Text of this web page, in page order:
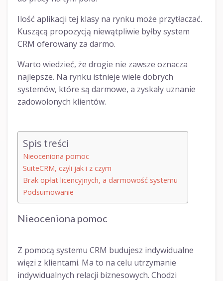
Ilość aplikacji tej klasy na rynku może przytłaczać.
Kuszącą propozycją niewątpliwie byłby system
CRM oferowany za darmo.
Warto wiedzieć, że drogie nie zawsze oznacza
najlepsze. Na rynku istnieje wiele dobrych
systemów, które są darmowe, a zyskały uznanie
zadowolonych klientów.
Spis treści
Nieoceniona pomoc
SuiteCRM, czyli jak i z czym
Brak opłat licencyjnych, a darmowość systemu
Podsumowanie
Nieoceniona pomoc
Z pomocą systemu CRM budujesz indywidualne
więzi z klientami. Ma to na celu utrzymanie
indywidualnych relacji biznesowych. Chodzi